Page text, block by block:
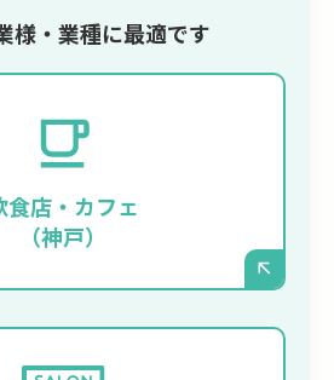
様・業種に最適です
食店・カフェ
（神戸）
ーの写真やイベント情報を、
そして美しく発信したいお店
タッフの方がスマートフォン
らでも手軽に更新できます。